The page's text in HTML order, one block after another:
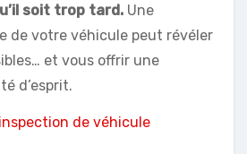
soit trop tard. Une
de votre véhicule peut révéler
et vous offrir une
d’esprit.
de véhicule